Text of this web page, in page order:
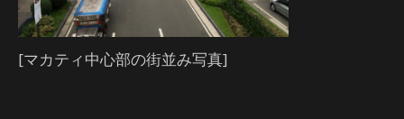
[マカティ中心部の街並み写真]